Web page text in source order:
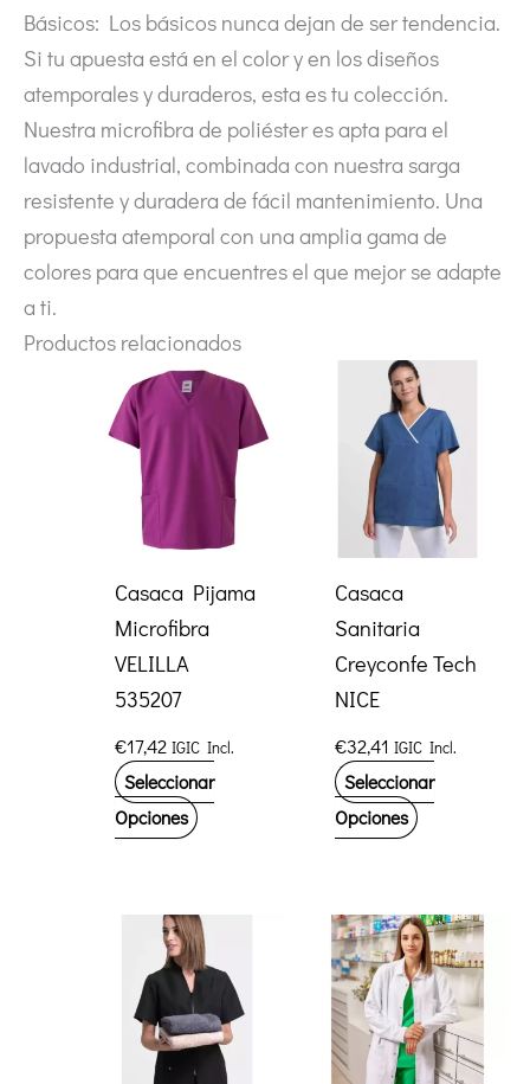
Básicos: Los básicos nunca dejan de ser tendencia.
Si tu apuesta está en el color y en los diseños
atemporales y duraderos, esta es tu colección.
Nuestra microfibra de poliéster es apta para el
lavado industrial, combinada con nuestra sarga
resistente y duradera de fácil mantenimiento. Una
propuesta atemporal con una amplia gama de
colores para que encuentres el que mejor se adapte
a ti.
Productos relacionados
Casaca Pijama
Microfibra
VELILLA
535207
€17,42 IGIC Incl.
Seleccionar
Opciones Este
múltiples
variantes.
opciones
Casaca
Sanitaria
Creyconfe Tech
NICE
€32,41 IGIC Incl.
Seleccionar
Opciones Este
múltiples
variantes.
Las
opciones
se